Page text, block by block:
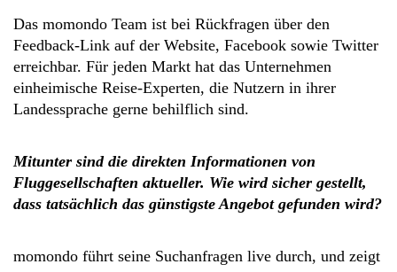
Das momondo Team ist bei Rückfragen über den
Feedback-Link auf der Website, Facebook sowie Twitter
erreichbar. Für jeden Markt hat das Unternehmen
einheimische Reise-Experten, die Nutzern in ihrer
Landessprache gerne behilflich sind.
Mitunter sind die direkten Informationen von
Fluggesellschaften aktueller. Wie wird sicher gestellt,
dass tatsächlich das günstigste Angebot gefunden wird?
momondo führt seine Suchanfragen live durch, und zeigt